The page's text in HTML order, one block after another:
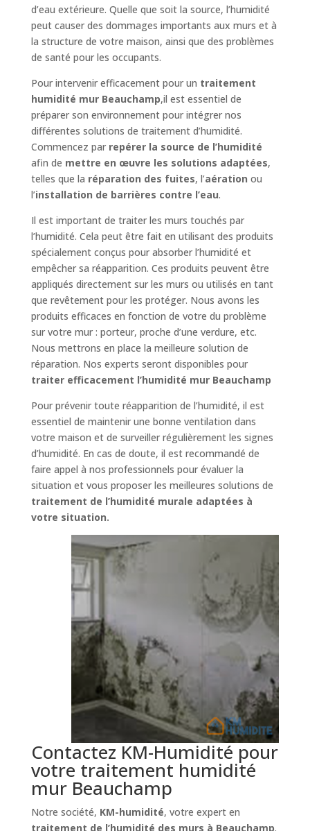
d’eau extérieure. Quelle que soit la source, l’humidité
peut causer des dommages importants aux murs et à
la structure de votre maison, ainsi que des problèmes
de santé pour les occupants.
Pour intervenir efficacement pour un traitement
humidité mur Beauchamp,il est essentiel de
préparer son environnement pour intégrer nos
différentes solutions de traitement d’humidité.
Commencez par repérer la source de l’humidité
afin de mettre en œuvre les solutions adaptées,
telles que la réparation des fuites, l’aération ou
l’installation de barrières contre l’eau.
Il est important de traiter les murs touchés par
l’humidité. Cela peut être fait en utilisant des produits
spécialement conçus pour absorber l’humidité et
empêcher sa réapparition. Ces produits peuvent être
appliqués directement sur les murs ou utilisés en tant
que revêtement pour les protéger. Nous avons les
produits efficaces en fonction de votre du problème
sur votre mur : porteur, proche d’une verdure, etc.
Nous mettrons en place la meilleure solution de
réparation. Nos experts seront disponibles pour
traiter efficacement l’humidité mur Beauchamp
Pour prévenir toute réapparition de l’humidité, il est
essentiel de maintenir une bonne ventilation dans
votre maison et de surveiller régulièrement les signes
d’humidité. En cas de doute, il est recommandé de
faire appel à nos professionnels pour évaluer la
situation et vous proposer les meilleures solutions de
traitement de l’humidité murale adaptées à
votre situation.
Contactez KM-Humidité pour
votre traitement humidité
mur Beauchamp
Notre société, KM-humidité, votre expert en
traitement de l’humidité des murs à Beauchamp.